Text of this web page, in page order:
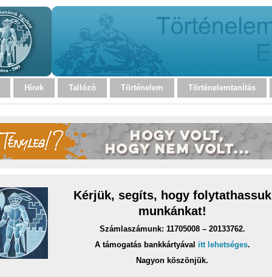
Hírek Tallózó Történelem Történelemtanítás
Kérjük, segíts, hogy folytathassuk
munkánkat!
Számlaszámunk: 11705008 – 20133762.
A támogatás bankkártyával itt lehetséges.
Nagyon köszönjük.